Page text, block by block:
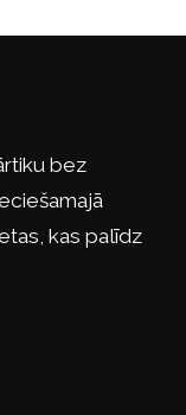
bez
kas palīdz